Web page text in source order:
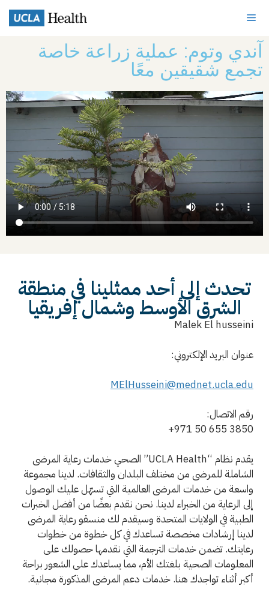
آندي وتوم: عملية زراعة خاصة
تجمع شقيقين معًا
تحدث إلى أحد ممثلينا في منطقة
الشرق الأوسط وشمال إفريقيا
Malek El husseini
عنوان البريد الإلكتروني:
MElHusseini@mednet.ucla.edu
رقم الاتصال:
+971 50 655 3850
يقدم نظام “UCLA Health” الصحي خدمات رعاية المرضى
الشاملة للمرضى من مختلف البلدان والثقافات. لدينا مجموعة
واسعة من خدمات المرضى العالمية التي تسهّل عليك الوصول
إلى الرعاية من الخبراء لدينا. نحن نقدم بعضًا من أفضل الخبرات
الطبية في الولايات المتحدة وسيقدم لك منسقو رعاية المرضى
لدينا إرشادات مخصصة تساعدك في كل خطوة من خطوات
رعايتك. تضمن خدمات الترجمة التي نقدمها حصولك على
المعلومات الصحية بلغتك الأم، مما يساعدك على الشعور براحة
أكبر أثناء تواجدك هنا. خدمات دعم المرضى المذكورة مجانية.